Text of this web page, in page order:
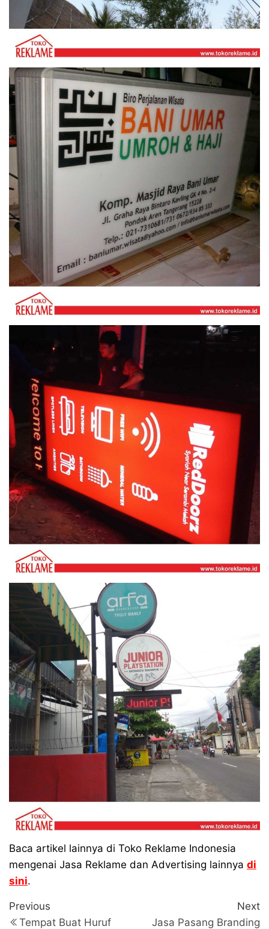
Baca artikel lainnya di Toko Reklame Indonesia
mengenai Jasa Reklame dan Advertising lainnya di
sini.
Navigasi
Previous
Post
Previous
Tempat Buat Huruf
Next
Jasa Pasang Branding